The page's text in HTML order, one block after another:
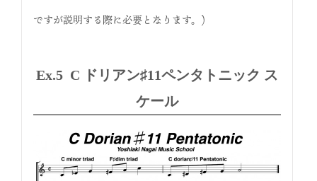
ですが説明する際に必要となります。)
Ex.5 C ドリアン♯11ペンタトニック ス
ケール